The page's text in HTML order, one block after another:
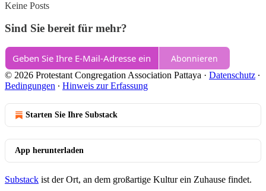
Keine Posts
Sind Sie bereit für mehr?
Abonnieren
© 2026 Protestant Congregation Association Pattaya · Datenschutz ∙
Bedingungen ∙ Hinweis zur Erfassung
Starten Sie Ihre Substack
App herunterladen
Substack ist der Ort, an dem großartige Kultur ein Zuhause findet.